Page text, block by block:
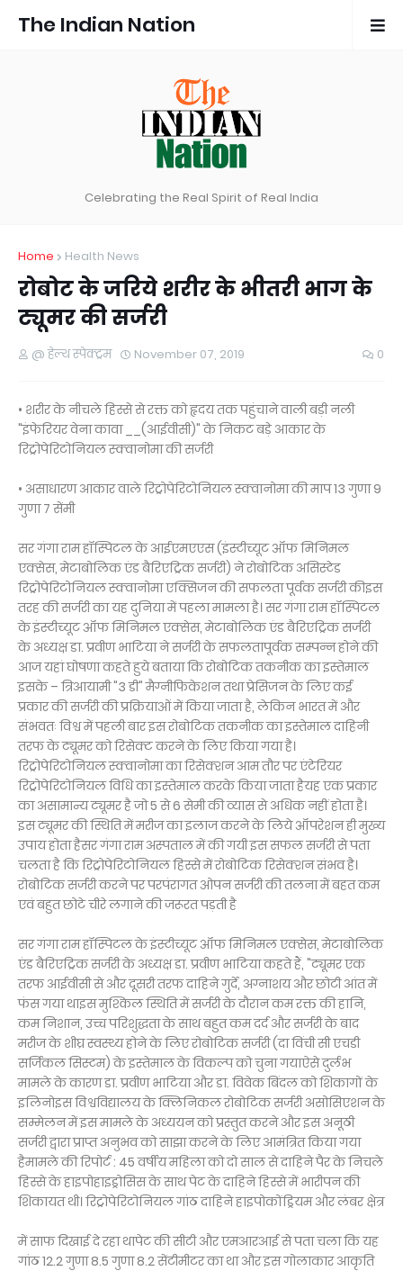
The Indian Nation
Celebrating the Real Spirit of Real India
Home Health News
रोबोट के जरिये शरीर के भीतरी भाग के
ट्यूमर की सर्जरी
@ हेल्थ स्पेक्ट्रम November 07, 2019 0
• शरीर के नीचले हिस्से से रक्त को हृदय तक पहुंचाने वाली बड़ी नली
"इंफेरियर वेना कावा __(आईवीसी)" के निकट बड़े आकार के
रिट्रोपेरिटोनियल स्क्वानोमा की सर्जरी
• असाधारण आकार वाले रिट्रोपेरिटोनियल स्क्वानोमा की माप 13 गुणा 9
गुणा 7 सेंमी
सर गंगा राम हॉस्पिटल के आईएमएएस (इंस्टीच्यूट ऑफ मिनिमल
एक्सेस, मेटाबोलिक एंड बैरिएट्रिक सर्जरी) ने रोबोटिक असिस्टेड
रिट्रोपेरिटोनियल स्क्वानोमा एक्सिजन की सफलता पूर्वक सर्जरी कीइस
तरह की सर्जरी का यह दुनिया में पहला मामला है। सर गंगा राम हॉस्पिटल
के इंस्टीच्यूट ऑफ मिनिमल एक्सेस, मेटाबोलिक एंड बैरिएट्रिक सर्जरी
के अध्यक्ष डा. प्रवीण भाटिया ने सर्जरी के सफलतापूर्वक सम्पन्न होने की
आज यहां घोषणा कहते हुये बताया कि रोबोटिक तकनीक का इस्तेमाल
इसके – त्रिआयामी "3 डी" मैग्नीफिकेशन तथा प्रेसिजन के लिए कई
प्रकार की सर्जरी की प्रक्रियाओं में किया जाता है, लेकिन भारत में और
संभवतः विश्व में पहली बार इस रोबोटिक तकनीक का इस्तेमाल दाहिनी
तरफ के ट्यूमर को रिसेक्ट करने के लिए किया गया है।
रिट्रोपेरिटोनियल स्क्वानोमा का रिसेक्शन आम तौर पर एंटेरियर
रिट्रोपेरिटोनियल विधि का इस्तेमाल करके किया जाता हैयह एक प्रकार
का असामान्य ट्यूमर है जो 5 से 6 सेमी की व्यास से अधिक नहीं होता है।
इस ट्यूमर की स्थिति में मरीज का इलाज करने के लिये ऑपरेशन ही मुख्य
उपाय होता हैसर गंगा राम अस्पताल में की गयी इस सफल सर्जरी से पता
चलता है कि रिट्रोपेरिटोनियल हिस्से में रोबोटिक रिसेक्शन संभव है।
रोबोटिक सर्जरी करने पर परपंरागत ओपन सर्जरी की तलना में बहत कम
एवं बहुत छोटे चीरे लगाने की जरूरत पड़ती है
सर गंगा राम हॉस्पिटल के इंस्टीच्यूट ऑफ मिनिमल एक्सेस, मेटाबोलिक
एंड बैरिएट्रिक सर्जरी के अध्यक्ष डा. प्रवीण भाटिया कहते हैं, "ट्यूमर एक
तरफ आईवीसी से और दूसरी तरफ दाहिने गुर्दे, अग्नाशय और छोटी आंत में
फंस गया थाइस मुश्किल स्थिति में सर्जरी के दौरान कम रक्त की हानि,
कम निशान, उच्च परिशुद्धता के साथ बहुत कम दर्द और सर्जरी के बाद
मरीज के शीघ्र स्वस्थ्य होने के लिए रोबोटिक सर्जरी (दा विंची सी एचडी
सर्जिकल सिस्टम) के इस्तेमाल के विकल्प को चुना गयाऐसे दुर्लभ
मामले के कारण डा. प्रवीण भाटिया और डा. विवेक बिंदल को शिकागों के
इलिनोइस विश्वविद्यालय के क्लिनिकल रोबोटिक सर्जरी असोसिएशन के
सम्मेलन में इस मामले के अध्ययन को प्रस्तुत करने और इस अनूठी
सर्जरी द्वारा प्राप्त अनुभव को साझा करने के लिए आमंत्रित किया गया
हैमामले की रिपोर्ट : 45 वर्षीय महिला को दो साल से दाहिने पैर के निचले
हिस्से के हाइपोहाइड्रोसिस के साथ पेट के दाहिने हिस्से में भारीपन की
शिकायत थी। रिट्रोपेरिटोनियल गांठ दाहिने हाइपोकोंड्रियम और लंबर क्षेत्र
में साफ दिखाई दे रहा थापेट की सीटी और एमआरआई से पता चला कि यह
गांठ 12.2 गुणा 8.5 गुणा 8.2 सेंटीमीटर का था और इस गोलाकार आकृति